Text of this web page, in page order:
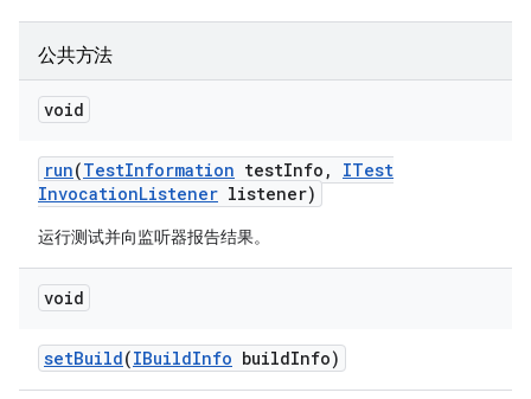
公共方法
void
run(TestInformation testInfo ,
ITest
InvocationListener listener)
运行测试并向监听器报告结果。
void
setBuild(IBuildInfo buildInfo)